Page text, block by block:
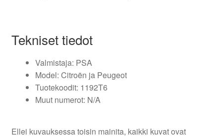
Tekniset tiedot
Valmistaja: PSA
Model: Citroën ja Peugeot
Tuotekoodit: 1192T6
Muut numerot: N/A
Ellei kuvauksessa toisin mainita, kaikki kuvat ovat